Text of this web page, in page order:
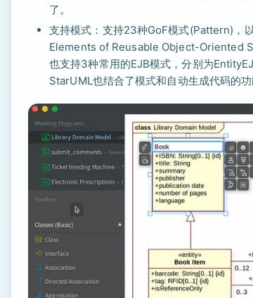
了。
支持模式：支持23种GoF模式(Pattern)，
Elements of Reusable Object-Oriented
也支持3种常用的EJB模式，分别为
StarUML也结合了模式和自动生成代码的功